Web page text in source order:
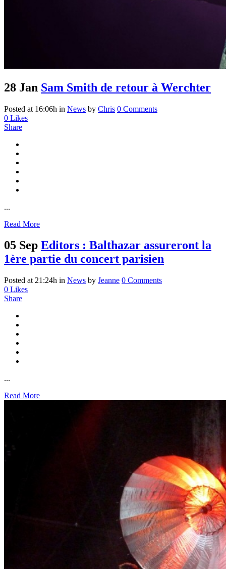
28 Jan Sam Smith de retour à Werchter
Posted at 16:06h in News by Chris 0 Comments
0 Likes
Share
...
Read More
05 Sep Editors : Balthazar assureront la
1ère partie du concert parisien
Posted at 21:24h in News by Jeanne 0 Comments
0 Likes
Share
...
Read More